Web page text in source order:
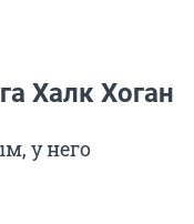
Халк Хоган
у него